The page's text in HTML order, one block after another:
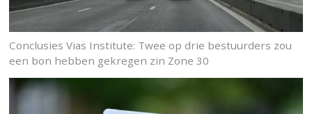
Conclusies Vias Institute: Twee op drie bestuurders zou
een bon hebben gekregen zin Zone 30